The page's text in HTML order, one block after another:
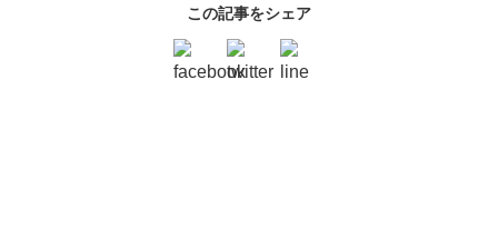
この記事をシェア